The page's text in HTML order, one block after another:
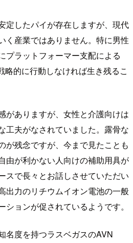
定したパイが存在しますが、現代
く産業ではありません。特に男性
プラットフォーマー支配による
的に行動しなければ生き残るこ
がありますが、女性と介護向けは
工夫がなされていました。露骨な
が残念ですが、今まで見たことも
由が利かない人向けの補助用具が
スで長々とお話しさせていただい
出力のリチウムイオン電池の一般
ョンが促されているようです。
名度を持つラスベガスのAVN